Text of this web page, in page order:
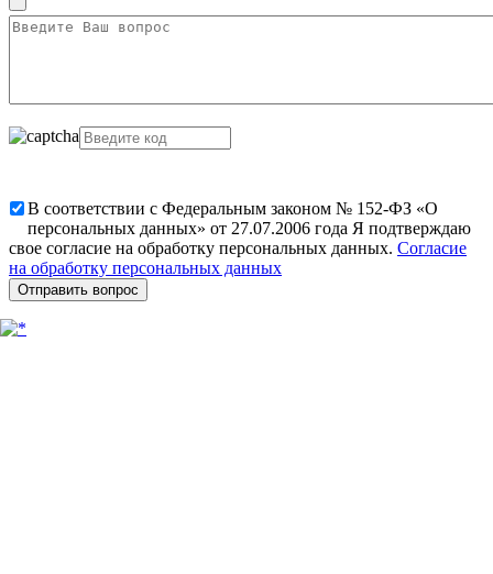
В соответствии с Федеральным законом № 152-ФЗ «О
персональных данных» от 27.07.2006 года Я подтверждаю
свое согласие на обработку персональных данных. Согласие
на обработку персональных данных